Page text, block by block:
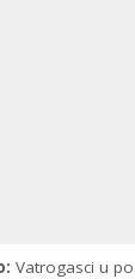
Vatrogasci u